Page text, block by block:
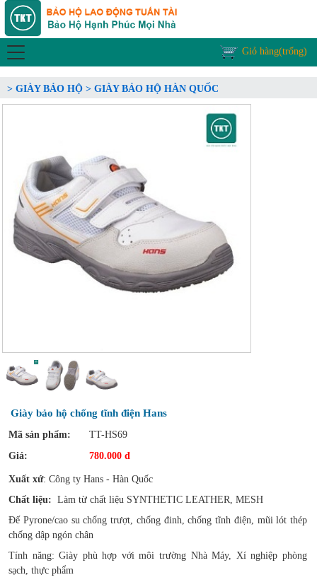
Giỏ hàng(trống)
> GIÀY BẢO HỘ > GIÀY BẢO HỘ HÀN QUỐC
Giày bảo hộ chống tĩnh điện Hans
Mã sản phẩm:
TT-HS69
Giá:
780.000 đ
Xuất xứ: Công ty Hans - Hàn Quốc
Chất liệu: Làm từ chất liệu SYNTHETIC LEATHER, MESH
Đế Pyrone/cao su chống trượt, chống đinh, chống tĩnh điện, mũi lót thép
chống dập ngón chân
Tính năng: Giày phù hợp với môi trường Nhà Máy, Xí nghiệp phòng
sạch, thực phẩm